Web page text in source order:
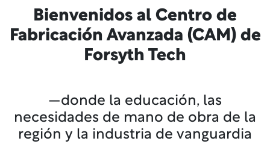
Bienvenidos al Centro de
Fabricación Avanzada (CAM) de
Forsyth Tech
—donde la educación, las
necesidades de mano de obra de la
región y la industria de vanguardia